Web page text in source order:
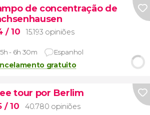
de concentração de
/ 10 15.193 opiniões
5h - 6h 30m Espanhol
gratuito
tour por Berlim
/ 10 40.780 opiniões